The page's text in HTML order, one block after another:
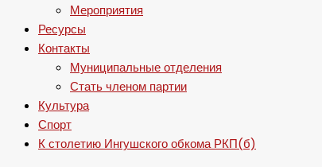
Мероприятия
Ресурсы
Контакты
Муниципальные отделения
Стать членом партии
Культура
Спорт
К столетию Ингушского обкома РКП(б)